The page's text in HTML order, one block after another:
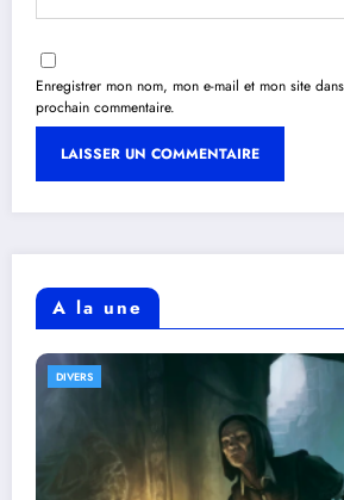
Enregistrer mon nom, mon e-mail et mon site
prochain commentaire.
A la une